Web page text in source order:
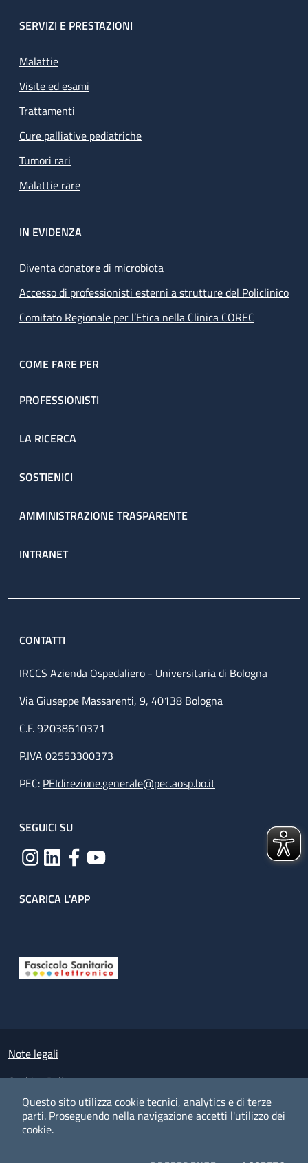
Questo sito utilizza cookie tecnici, analytics e di terze
parti. Proseguendo nella navigazione accetti l'utilizzo dei
cookie.
SERVIZI E PRESTAZIONI
Malattie
Visite ed esami
Trattamenti
Cure palliative pediatriche
Tumori rari
Malattie rare
IN EVIDENZA
Diventa donatore di microbiota
Accesso di professionisti esterni a strutture del Policlinico
Comitato Regionale per l’Etica nella Clinica COREC
COME FARE PER
PROFESSIONISTI
LA RICERCA
SOSTIENICI
AMMINISTRAZIONE TRASPARENTE
INTRANET
CONTATTI
IRCCS Azienda Ospedaliero - Universitaria di Bologna
Via Giuseppe Massarenti, 9, 40138 Bologna
C.F. 92038610371
P.IVA 02553300373
PEC: PEIdirezione.generale@pec.aosp.bo.it
SEGUICI SU
SCARICA L'APP
Small prints
Note legali
Cookies Policy
Policy privacy e protezione del dato personale
Albo pretorio on-line